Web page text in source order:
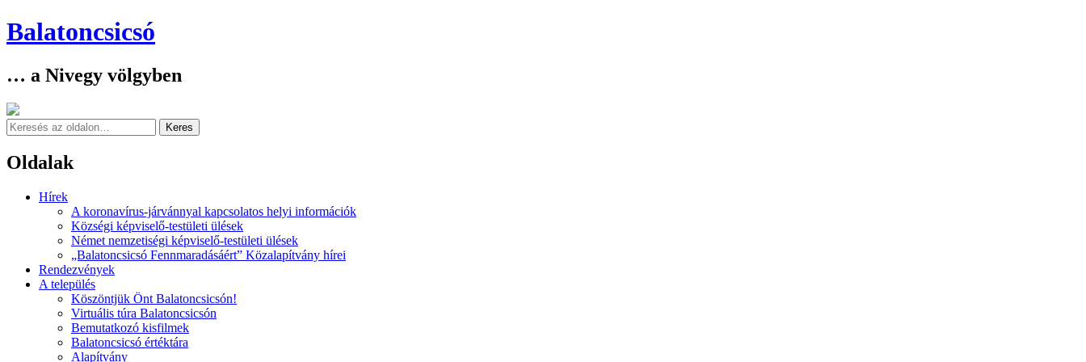
Balatoncsicsó
… a Nivegy völgyben
Keresés
Oldalak
Skip
Hírek
A koronavírus-járvánnyal kapcsolatos helyi információk
Községi képviselő-testületi ülések
Német nemzetiségi képviselő-testületi ülések
„Balatoncsicsó Fennmaradásáért” Közalapítvány hírei
Rendezvények
A település
Köszöntjük Önt Balatoncsicsón!
Virtuális túra Balatoncsicsón
Bemutatkozó kisfilmek
Balatoncsicsó értéktára
Alapítvány